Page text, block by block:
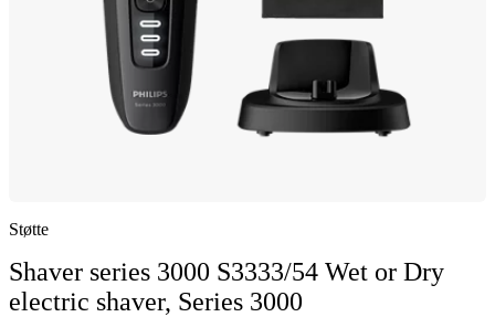
Støtte
Shaver series 3000 S3333/54 Wet or Dry
electric shaver, Series 3000